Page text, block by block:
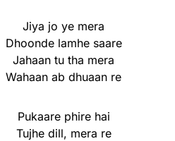
Jiya jo ye mera
Dhoonde lamhe saare
Jahaan tu tha mera
Wahaan ab dhuaan re
Pukaare phire hai
Tujhe dill, mera re